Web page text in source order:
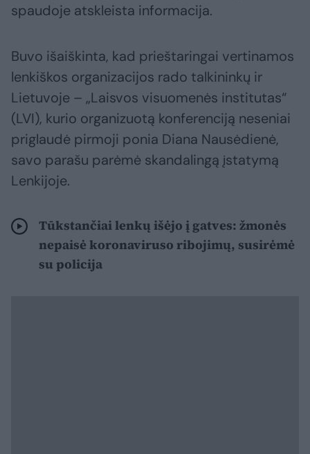
spaudoje atskleista informacija.
Buvo išaiškinta, kad prieštaringai vertinamos
lenkiškos organizacijos rado talkininkų ir
Lietuvoje – „Laisvos visuomenės institutas“
(LVI), kurio organizuotą konferenciją neseniai
priglaudė pirmoji ponia Diana Nausėdienė,
savo parašu parėmė skandalingą įstatymą
Lenkijoje.
Tūkstančiai lenkų išėjo į gatves: žmonės
nepaisė koronaviruso ribojimų, susirėmė
su policija